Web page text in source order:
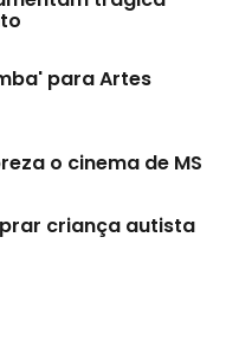
para Artes
o cinema de MS
criança autista